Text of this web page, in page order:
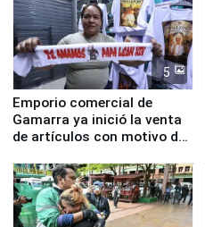
5
Emporio comercial de
Gamarra ya inició la venta
de artículos con motivo de